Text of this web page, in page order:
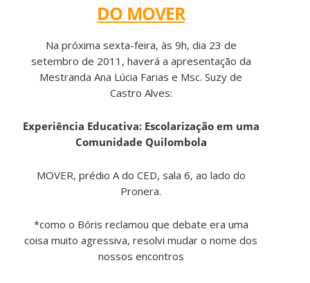
aldeia
M’Biguaçu.
DO MOVER
Na próxima sexta-feira, às 9h, dia 23 de
setembro de 2011, haverá a apresentação da
Mestranda Ana Lúcia Farias e Msc. Suzy de
Castro Alves:
Experiência Educativa: Escolarização em uma
Comunidade Quilombola
MOVER, prédio A do CED, sala 6, ao lado do
Pronera.
*como o Bóris reclamou que debate era uma
coisa muito agressiva, resolvi mudar o nome dos
nossos encontros